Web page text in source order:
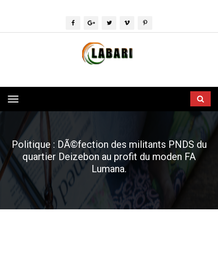
Toggle
navigation
Politique : DÃ©fection des militants PNDS du
quartier Deizebon au profit du moden FA
Lumana.